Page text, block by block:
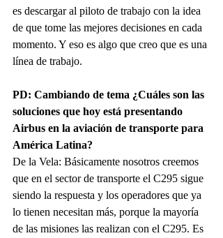
es descargar al piloto de trabajo con la idea
de que tome las mejores decisiones en cada
momento. Y eso es algo que creo que es una
línea de trabajo.
PD: Cambiando de tema ¿Cuáles son las
soluciones que hoy está presentando
Airbus en la aviación de transporte para
América Latina?
De la Vela: Básicamente nosotros creemos
que en el sector de transporte el C295 sigue
siendo la respuesta y los operadores que ya
lo tienen necesitan más, porque la mayoría
de las misiones las realizan con el C295. Es